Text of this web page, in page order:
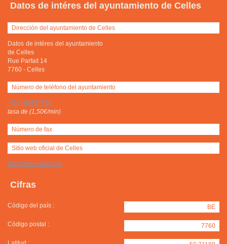
Datos de intéres del ayuntamiento de Celles
Dirección del ayuntamiento de Celles
Datos de intéres del ayuntamiento
de Celles
Rue Parfait 14
7760 - Celles
Número de teléfono del ayuntamiento
+(32) 69857760
tasa de (1,50€/min)
Número de fax
Sitio web oficial de Celles
http://www.celles.be
Cifras
Código del país : BE
Código postal : 7760